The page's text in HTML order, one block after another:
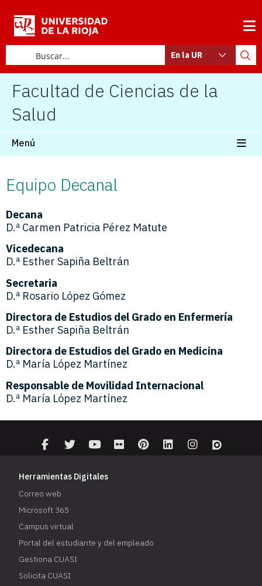
En la UR
Facultad de Ciencias de la
Salud
Menú
Equipo Decanal
Decana
D.ª Carmen Patricia Pérez Matute
Vicedecana
D.ª Esther Sapiña Beltrán
Secretaria
D.ª Rosario López Gómez
Directora de Estudios del Grado en Enfermería
D.ª Esther Sapiña Beltrán
Directora de Estudios del Grado en Medicina
D.ª María López Martínez
Responsable de Movilidad Internacional
D.ª María López Martínez
Herramientas Digitales
Correo web
Microsoft 365
Campus virtual
Portal del estudiante y del empleado
Gestiona CUASI
Solicita CUASI